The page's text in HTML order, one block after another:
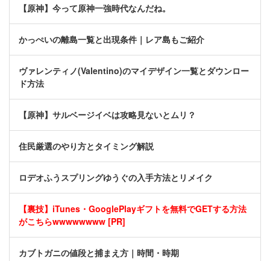
【原神】今って原神一強時代なんだね。
かっぺいの離島一覧と出現条件｜レア島もご紹介
ヴァレンティノ(Valentino)のマイデザイン一覧とダウンロー
ド方法
【原神】サルベージイベは攻略見ないとムリ？
住民厳選のやり方とタイミング解説
ロデオふうスプリングゆうぐの入手方法とリメイク
【裏技】iTunes・GooglePlayギフトを無料でGETする方法
がこちらwwwwwwww [PR]
カブトガニの値段と捕まえ方｜時間・時期